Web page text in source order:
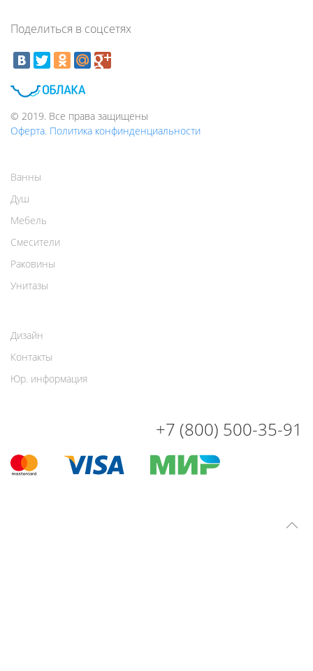
Поделиться в соцсетях
© 2019. Все права защищены
Оферта. Политика конфинденциальности
Ванны
Душ
Мебель
Смесители
Раковины
Унитазы
Дизайн
Контакты
Юр. информация
+7 (800) 500-35-91